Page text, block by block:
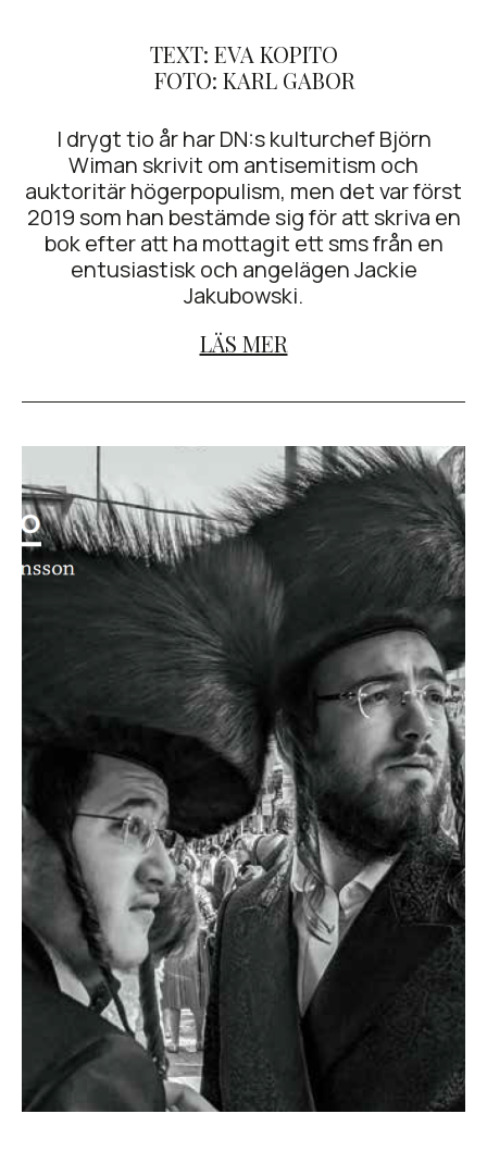
TEXT: EVA KOPITO
FOTO: KARL GABOR
I drygt tio år har DN:s kulturchef Björn
Wiman skrivit om antisemitism och
auktoritär högerpopulism, men det var först
2019 som han bestämde sig för att skriva en
bok efter att ha mottagit ett sms från en
entusiastisk och angelägen Jackie
Jakubowski.
LÄS MER